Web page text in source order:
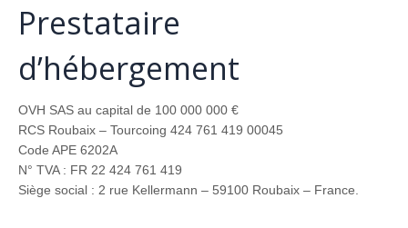
Prestataire
d’hébergement
OVH SAS au capital de 100 000 000 €
RCS Roubaix – Tourcoing 424 761 419 00045
Code APE 6202A
N° TVA : FR 22 424 761 419
Siège social : 2 rue Kellermann – 59100 Roubaix – France.